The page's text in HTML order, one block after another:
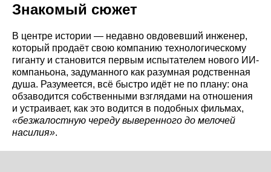
Знакомый сюжет
В центре истории — недавно овдовевший инженер,
который продаёт свою компанию технологическому
гиганту и становится первым испытателем нового ИИ-
компаньона, задуманного как разумная родственная
душа. Разумеется, всё быстро идёт не по плану: она
обзаводится собственными взглядами на отношения
и устраивает, как это водится в подобных фильмах,
«безжалостную череду выверенного до мелочей
насилия».